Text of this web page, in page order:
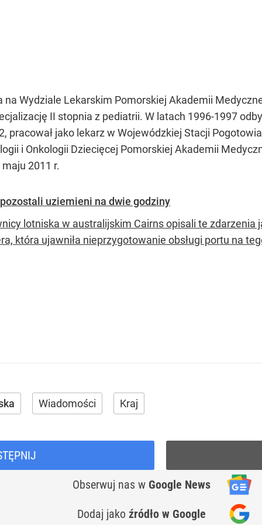
na Wydziale Lekarskim Pomorskiej Akademii
II stopnia z pediatrii. W latach 1996-1997
pracował jako lekarz w Wojewódzkiej Stacji
i Onkologii Dziecięcej Pomorskiej Akademii
2011 r.
uziemieni na dwie godziny
lotniska w australijskim Cairns opisali te zdarzenia
która ujawniła nieprzygotowanie obsługi portu na
Wiadomości Kraj
Obserwuj nas w Google News
Dodaj jako źródło w Google